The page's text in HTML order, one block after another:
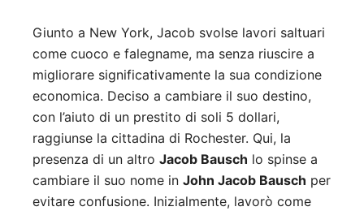
Giunto a New York, Jacob svolse lavori saltuari
come cuoco e falegname, ma senza riuscire a
migliorare significativamente la sua condizione
economica. Deciso a cambiare il suo destino,
con l’aiuto di un prestito di soli 5 dollari,
raggiunse la cittadina di Rochester. Qui, la
presenza di un altro Jacob Bausch lo spinse a
cambiare il suo nome in John Jacob Bausch per
evitare confusione. Inizialmente, lavorò come